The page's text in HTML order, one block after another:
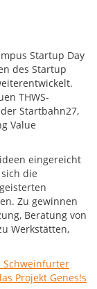
Startup Day
des Startup
THWS-
Startbahn27,
Value
eingereicht
die
Zu gewinnen
Beratung von
Werkstätten,
Schweinfurter
Projekt Genes!s